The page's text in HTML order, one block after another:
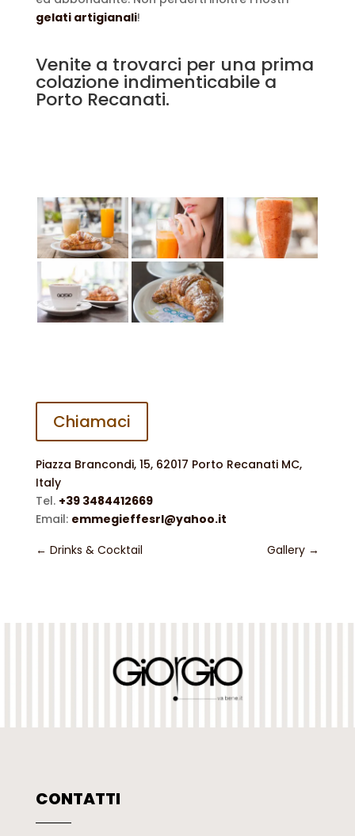
gelati artigianali!
Venite a trovarci per una prima
colazione indimenticabile a
Porto Recanati.
Chiamaci
Piazza Brancondi, 15, 62017 Porto Recanati MC,
Italy
Tel. +39 3484412669
Email: emmegieffesrl@yahoo.it
← Drinks & Cocktail Gallery →
CONTATTI